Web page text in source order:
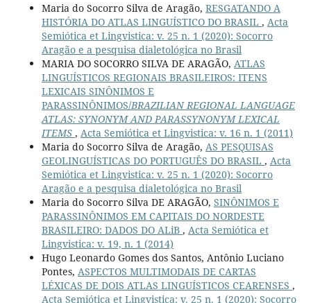
Maria do Socorro Silva de Aragão, RESGATANDO A
HISTÓRIA DO ATLAS LINGUÍSTICO DO BRASIL , Acta
Semiótica et Lingvistica: v. 25 n. 1 (2020): Socorro
Aragão e a pesquisa dialetológica no Brasil
MARIA DO SOCORRO SILVA DE ARAGÃO, ATLAS
LINGUÍSTICOS REGIONAIS BRASILEIROS: ITENS
LEXICAIS SINÔNIMOS E
PARASSINÔNIMOS/BRAZILIAN REGIONAL LANGUAGE
ATLAS: SYNONYM AND PARASSYNONYM LEXICAL
ITEMS , Acta Semiótica et Lingvistica: v. 16 n. 1 (2011)
Maria do Socorro Silva de Aragão, AS PESQUISAS
GEOLINGUÍSTICAS DO PORTUGUÊS DO BRASIL , Acta
Semiótica et Lingvistica: v. 25 n. 1 (2020): Socorro
Aragão e a pesquisa dialetológica no Brasil
Maria do Socorro Silva DE ARAGÃO, SINÔNIMOS E
PARASSINÔNIMOS EM CAPITAIS DO NORDESTE
BRASILEIRO: DADOS DO ALiB , Acta Semiótica et
Lingvistica: v. 19, n. 1 (2014)
Hugo Leonardo Gomes dos Santos, Antônio Luciano
Pontes, ASPECTOS MULTIMODAIS DE CARTAS
LÉXICAS DE DOIS ATLAS LINGUÍSTICOS CEARENSES ,
Acta Semiótica et Lingvistica: v. 25 n. 1 (2020): Socorro